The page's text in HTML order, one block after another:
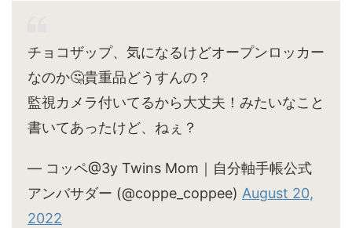
チョコザップ、気になるけどオープンロッカー
なのか🤔貴重品どうすんの？
監視カメラ付いてるから大丈夫！みたいなこと
書いてあったけど、ねぇ？
— コッペ@3y Twins Mom｜自分軸手帳公式
アンバサダー (@coppe_coppee) August 20,
2022